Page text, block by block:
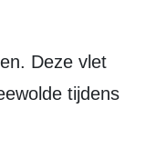
tijdens